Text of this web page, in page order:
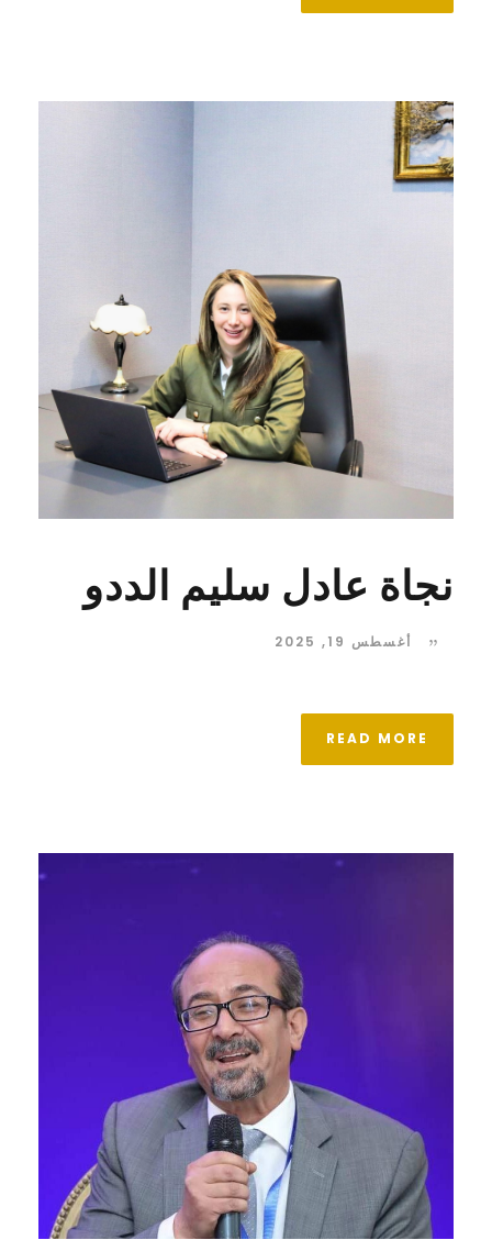
نجاة عادل سليم الددو
أغسطس 19, 2025
READ MORE